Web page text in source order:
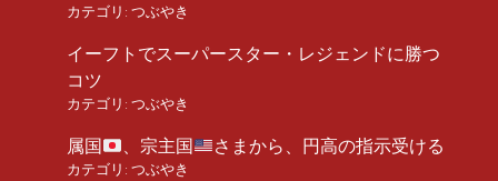
カテゴリ: つぶやき
イーフトでスーパースター・レジェンドに勝つ
コツ
カテゴリ: つぶやき
属国 、宗主国 さまから、円高の指示受ける
カテゴリ: つぶやき